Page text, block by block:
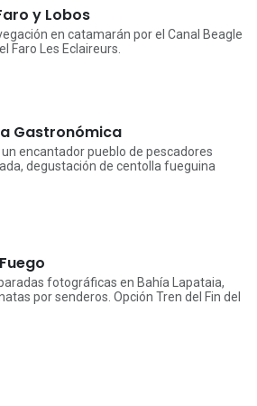
y Lobos
en catamarán por el Canal Beagle
Faro Les Eclaireurs.
Gastronómica
encantador pueblo de pescadores
degustación de centolla fueguina
fotográficas en Bahía Lapataia,
por senderos. Opción Tren del Fin del